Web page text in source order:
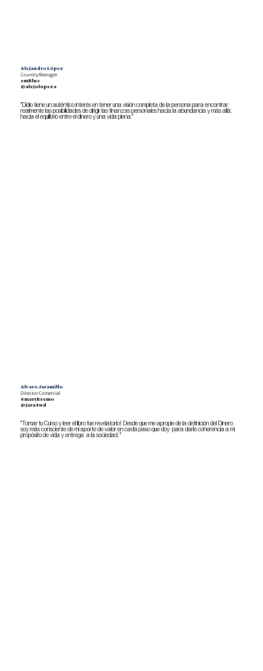
Alejandro López
Country Manager
emBlue
@alejolopeza
"Didio tiene un auténtico interés en tener una visión completa de la persona para encontrar
realmente las posibilidades de dirigir las finanzas personales hacia la abundancia y más allá,
hacia el equilibrio entre el dinero y una vida plena."
Alvaro Jaramillo
Director Comercial
SmartBeemo
@jara4wd
"Tomar tu Curso y leer el libro fue revelatorio! Desde que me apropie de la definición del Dinero
soy más consciente de mi aporte de valor en cada paso que doy para darle coherencia a mi
propósito de vida y entrega a la sociedad. "